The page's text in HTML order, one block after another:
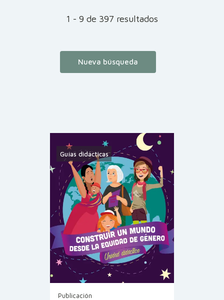
1 - 9 de 397 resultados
Nueva búsqueda
Guías didácticas
Publicación